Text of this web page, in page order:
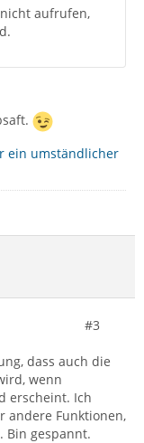
aufrufen,
ein umständlicher
#3
dass auch die
wenn
erscheint. Ich
andere Funktionen,
Bin gespannt.